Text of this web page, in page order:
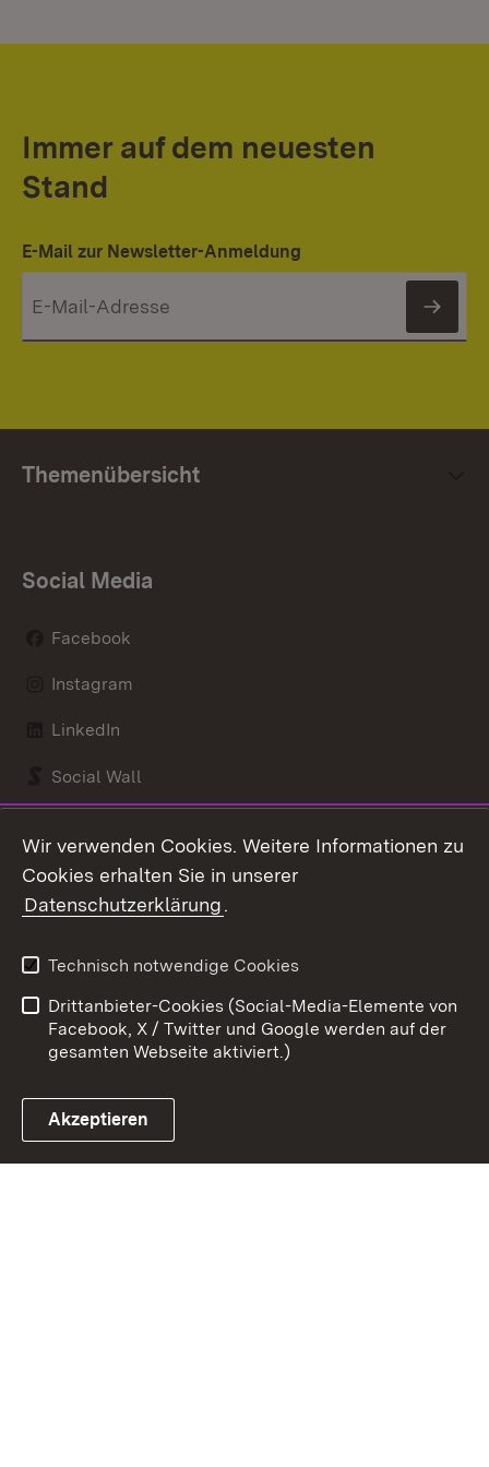
Immer auf dem neuesten
Stand
E-Mail zur Newsletter-Anmeldung
Themenübersicht
Social Media
Facebook
Instagram
LinkedIn
Social Wall
Link zum Landesportal
Kontakt
Barrierefreiheit
Impressum
Cookies
Wir verwenden Cookies. Weitere Informationen zu
Cookies erhalten Sie in unserer
Datenschutzerklärung.
Technisch notwendige Cookies
Drittanbieter-Cookies (Social-Media-Elemente von
Facebook, X / Twitter und Google werden auf der
gesamten Webseite aktiviert.)
Akzeptieren